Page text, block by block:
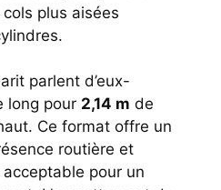
plus aisées
parlent d’eux-
long pour 2,14 m de
Ce format offre un
routière et
pour un